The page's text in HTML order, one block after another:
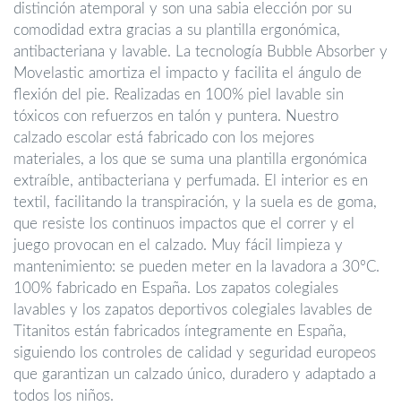
distinción atemporal y son una sabia elección por su
comodidad extra gracias a su plantilla ergonómica,
antibacteriana y lavable. La tecnología Bubble Absorber y
Movelastic amortiza el impacto y facilita el ángulo de
flexión del pie. Realizadas en 100% piel lavable sin
tóxicos con refuerzos en talón y puntera. Nuestro
calzado escolar está fabricado con los mejores
materiales, a los que se suma una plantilla ergonómica
extraíble, antibacteriana y perfumada. El interior es en
textil, facilitando la transpiración, y la suela es de goma,
que resiste los continuos impactos que el correr y el
juego provocan en el calzado. Muy fácil limpieza y
mantenimiento: se pueden meter en la lavadora a 30ºC.
100% fabricado en España. Los zapatos colegiales
lavables y los zapatos deportivos colegiales lavables de
Titanitos están fabricados íntegramente en España,
siguiendo los controles de calidad y seguridad europeos
que garantizan un calzado único, duradero y adaptado a
todos los niños.